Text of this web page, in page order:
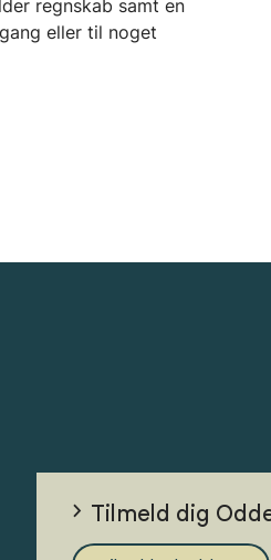
regnskab samt en
eller til noget
Tilmeld dig